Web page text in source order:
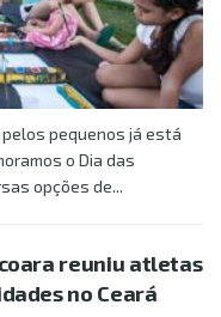
pequenos já está
o Dia das
opções de...
reuniu atletas
no Ceará